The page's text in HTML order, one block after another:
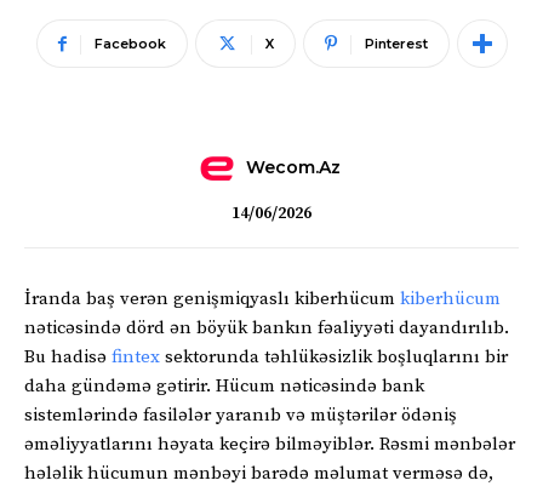
Facebook X Pinterest
Wecom.az
14/06/2026
İranda baş verən genişmiqyaslı kiberhücum kiberhücum
nəticəsində dörd ən böyük bankın fəaliyyəti dayandırılıb.
Bu hadisə fintex sektorunda təhlükəsizlik boşluqlarını bir
daha gündəmə gətirir. Hücum nəticəsində bank
sistemlərində fasilələr yaranıb və müştərilər ödəniş
əməliyyatlarını həyata keçirə bilməyiblər. Rəsmi mənbələr
hələlik hücumun mənbəyi barədə məlumat verməsə də,